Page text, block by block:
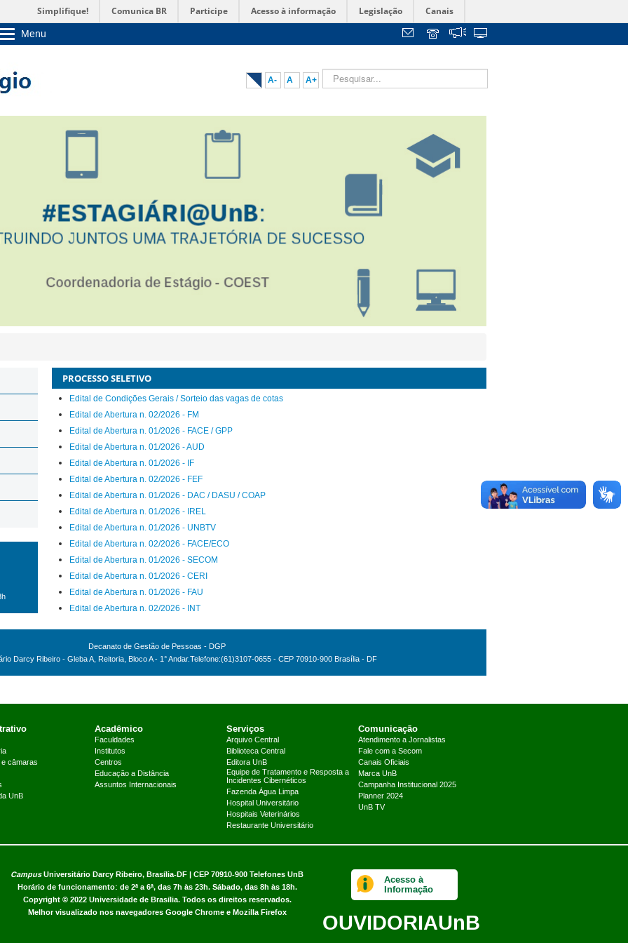
Simplifique! Comunica BR Participe Acesso à informação Legislação Canais
Menu
Estude na UnB
Graduação
A- A A+
PROCESSO SELETIVO
Edital de Condições Gerais / Sorteio das vagas de cotas
Edital de Abertura n. 02/2026 - FM
Edital de Abertura n. 01/2026 - FACE / GPP
Edital de Abertura n. 01/2026 - AUD
Edital de Abertura n. 01/2026 - IF
Edital de Abertura n. 02/2026 - FEF
Edital de Abertura n. 01/2026 - DAC / DASU / COAP
Edital de Abertura n. 01/2026 - IREL
Edital de Abertura n. 01/2026 - UNBTV
Edital de Abertura n. 02/2026 - FACE/ECO
Edital de Abertura n. 01/2026 - SECOM
Edital de Abertura n. 01/2026 - CERI
Edital de Abertura n. 01/2026 - FAU
Edital de Abertura n. 02/2026 - INT
Decanato de Gestão de Pessoas - DGP
Darcy Ribeiro - Gleba A, Reitoria, Bloco A - 1° Andar.Telefone:(61)3107-0655 - CEP 70910-900 Brasília - DF
câmaras
UnB
Acadêmico
Faculdades
Institutos
Centros
Educação a Distância
Assuntos Internacionais
Serviços
Arquivo Central
Biblioteca Central
Editora UnB
Equipe de Tratamento e Resposta a
Incidentes Cibernéticos
Fazenda Água Limpa
Hospital Universitário
Hospitais Veterinários
Restaurante Universitário
Comunicação
Atendimento a Jornalistas
Fale com a Secom
Canais Oficiais
Marca UnB
Campanha Institucional 2025
Planner 2024
UnB TV
CampusUniversitário Darcy Ribeiro, Brasília-DF | CEP 70910-900 Telefones UnB
Horário de funcionamento: de 2ª a 6ª, das 7h às 23h. Sábado, das 8h às 18h.
Copyright © 2022 Universidade de Brasília. Todos os direitos reservados.
Melhor visualizado nos navegadores Google Chrome e Mozilla Firefox
Acesso à
Informação
OUVIDORIAUnB